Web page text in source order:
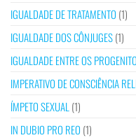
IGUALDADE DE TRATAMENTO (1)
IGUALDADE DOS CÔNJUGES(1)
IGUALDADE ENTRE OS
IMPERATIVO DE CONSCIÊNCIA
ÍMPETO SEXUAL (1)
IN DUBIO PRO REO (1)